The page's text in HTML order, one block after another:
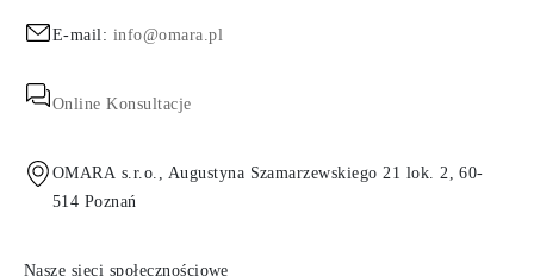
E-mail: info@omara.pl
Online Konsultacje
OMARA s.r.o., Augustyna Szamarzewskiego 21 lok. 2, 60-
514 Poznań
Nasze sieci społecznościowe